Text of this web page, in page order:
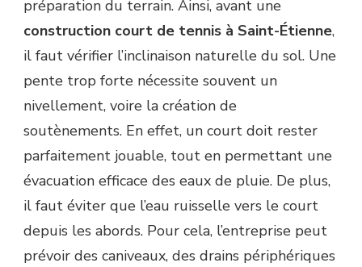
préparation du terrain. Ainsi, avant une
construction court de tennis à Saint-Étienne,
il faut vérifier l’inclinaison naturelle du sol. Une
pente trop forte nécessite souvent un
nivellement, voire la création de
soutènements. En effet, un court doit rester
parfaitement jouable, tout en permettant une
évacuation efficace des eaux de pluie. De plus,
il faut éviter que l’eau ruisselle vers le court
depuis les abords. Pour cela, l’entreprise peut
prévoir des caniveaux, des drains périphériques